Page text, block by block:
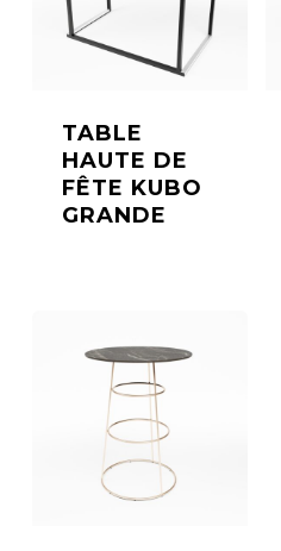
TABLE
HAUTE DE
FÊTE KUBO
GRANDE